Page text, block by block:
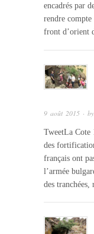
encadrés par
rendre compte
front d’orient
9 août 2015 · by
TweetLa Cote
des
français ont
l’armée
des tranchées,